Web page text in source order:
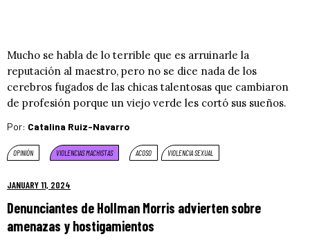
Mucho se habla de lo terrible que es arruinarle la
reputación al maestro, pero no se dice nada de los
cerebros fugados de las chicas talentosas que cambiaron
de profesión porque un viejo verde les cortó sus sueños.
Por: Catalina Ruiz-Navarro
OPINIÓN VIOLENCIAS MACHISTAS ACOSO VIOLENCIA SEXUAL
JANUARY 11, 2024
Denunciantes de Hollman Morris advierten sobre
amenazas y hostigamientos